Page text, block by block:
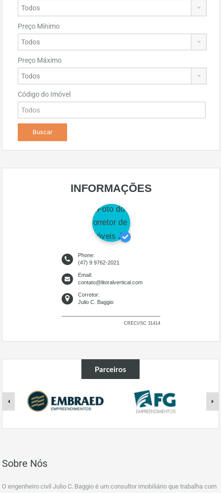
Preço Mínimo
Preço Máximo
Código do Imóvel
INFORMAÇÕES
Phone:
(47) 9 9762-2021
Email:
contato@litoralvertical.com
Corretor:
Julio C. Baggio
CRECI/SC 31414
Parceiros
Sobre Nós
O engenheiro civil Julio C. Baggio é um consultor imobiliário que trabalha com